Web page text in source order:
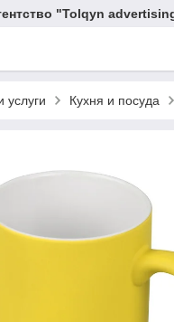
"Tolqyn
услуги Кухня и посуда